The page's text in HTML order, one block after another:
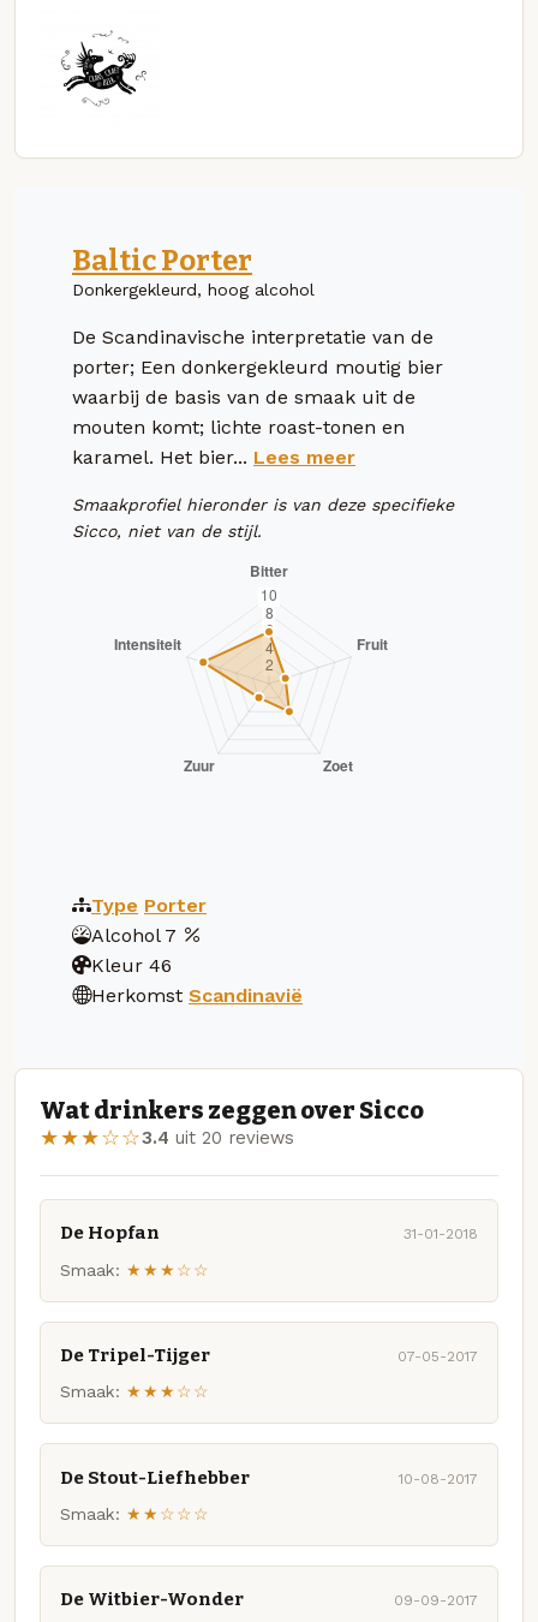
Baltic Porter
Donkergekleurd, hoog alcohol
De Scandinavische interpretatie van de
porter; Een donkergekleurd moutig bier
waarbij de basis van de smaak uit de
mouten komt; lichte roast-tonen en
karamel. Het bier... Lees meer
Smaakprofiel hieronder is van deze specifieke
Sicco, niet van de stijl.
Type Porter
Alcohol 7
Kleur 46
Herkomst Scandinavië
Wat drinkers zeggen over Sicco
★★★☆☆3.4 uit 20 reviews
De Hopfan 31-01-2018
Smaak: ★★★☆☆
De Tripel-Tijger 07-05-2017
Smaak: ★★★☆☆
De Stout-Liefhebber 10-08-2017
Smaak: ★★☆☆☆
De Witbier-Wonder 09-09-2017